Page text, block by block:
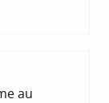
au